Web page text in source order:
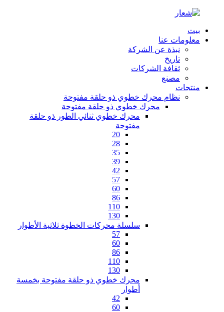
بيت
معلومات عنا
نبذة عن الشركة
تاريخ
ثقافة الشركات
مصنع
منتجات
نظام محرك خطوي ذو حلقة مفتوحة
محرك خطوي ذو حلقة مفتوحة
محرك خطوي ثنائي الطور ذو حلقة
مفتوحة
20
28
35
39
42
57
60
86
110
130
سلسلة محركات الخطوة ثلاثية الأطوار
57
60
86
110
130
محرك خطوي ذو حلقة مفتوحة بخمسة
أطوار
42
60